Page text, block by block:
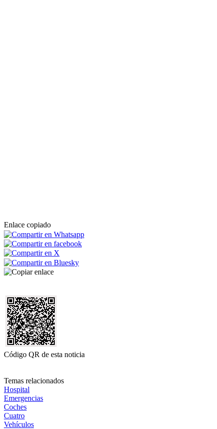
Enlace copiado
Código QR de esta noticia
Temas relacionados
Hospital
Emergencias
Coches
Cuatro
Vehículos